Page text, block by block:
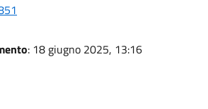
: 18 giugno 2025, 13:16